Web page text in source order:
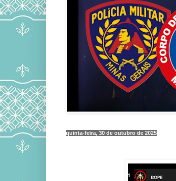
quinta-feira, 30 de outubro de 2025